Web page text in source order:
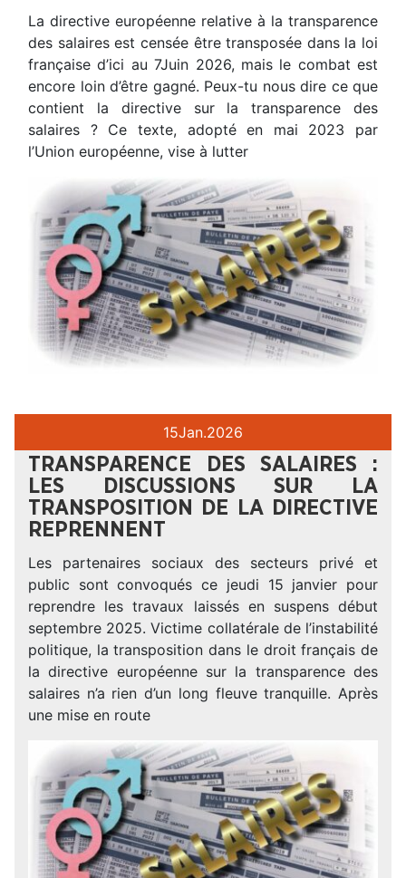
La directive européenne relative à la transparence
des salaires est censée être transposée dans la loi
française d’ici au 7Juin 2026, mais le combat est
encore loin d’être gagné. Peux-tu nous dire ce que
contient la directive sur la transparence des
salaires ? Ce texte, adopté en mai 2023 par
l’Union européenne, vise à lutter
15Jan.2026
TRANSPARENCE DES SALAIRES :
LES DISCUSSIONS SUR LA
TRANSPOSITION DE LA DIRECTIVE
REPRENNENT
Les partenaires sociaux des secteurs privé et
public sont convoqués ce jeudi 15 janvier pour
reprendre les travaux laissés en suspens début
septembre 2025. Victime collatérale de l’instabilité
politique, la transposition dans le droit français de
la directive européenne sur la transparence des
salaires n’a rien d’un long fleuve tranquille. Après
une mise en route